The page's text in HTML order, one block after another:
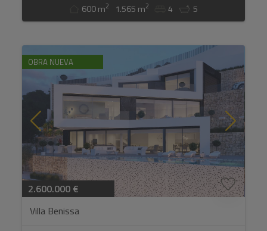
600 m2 1.565 m2 4 5
OBRA NUEVA
2.600.000 €
Villa Benissa